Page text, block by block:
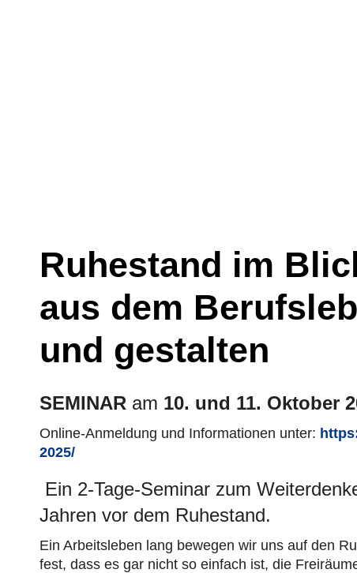
Ruhestand im
aus dem
und gestalten
SEMINAR am 10. und 11. Oktober
Online-Anmel­dung und Infor­ma­tio­nen unter:
2025/
Ein 2‑Tage-Seminar zum
Jahren vor dem Ruhestand.
Ein Arbeits­le­ben lang bewegen wir uns auf den
fest, dass es gar nicht so einfach ist, die